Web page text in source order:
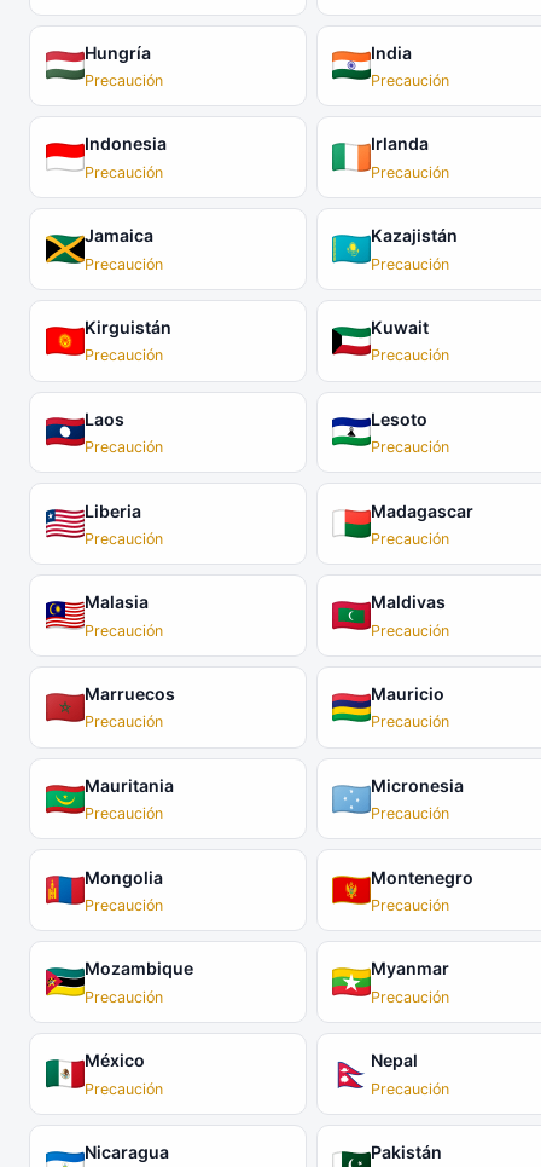
Hungría
Precaución
India
Precaución
Indonesia
Precaución
Irlanda
Precaución
Jamaica
Precaución
Kazajistán
Precaución
Kirguistán
Precaución
Kuwait
Precaución
Laos
Precaución
Lesoto
Precaución
Liberia
Precaución
Madagascar
Precaución
Malasia
Precaución
Maldivas
Precaución
Marruecos
Precaución
Mauricio
Precaución
Mauritania
Precaución
Micronesia
Precaución
Mongolia
Precaución
Montenegro
Precaución
Mozambique
Precaución
Myanmar
Precaución
México
Precaución
Nepal
Precaución
Nicaragua Pakistán